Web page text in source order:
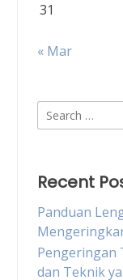
31
« Mar
Search
for:
Recent
Panduan
Pengeringan
dan Teknik